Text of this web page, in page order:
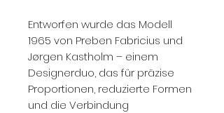
Entworfen wurde das Modell
1965 von Preben Fabricius und
Jørgen Kastholm – einem
Designerduo, das für präzise
Proportionen, reduzierte Formen
und die Verbindung